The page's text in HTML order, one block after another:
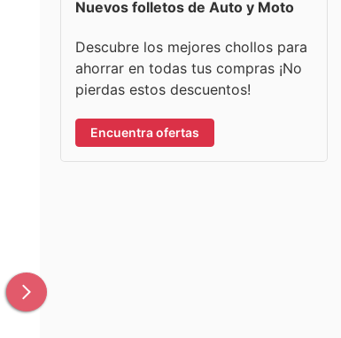
Nuevos folletos de Auto y Moto
Descubre los mejores chollos para
ahorrar en todas tus compras ¡No
pierdas estos descuentos!
Encuentra ofertas